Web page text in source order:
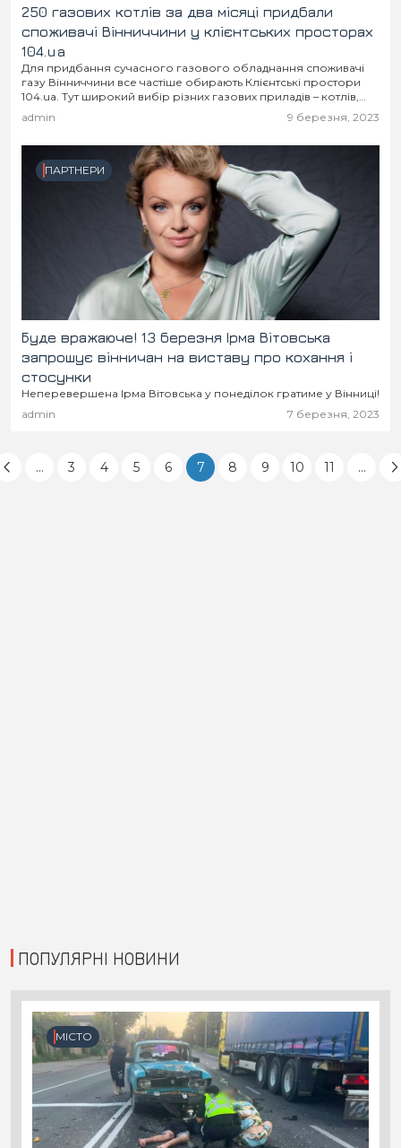
250 газових котлів за два місяці придбали
споживачі Вінниччини у клієнтських просторах
104.ua
Для придбання сучасного газового обладнання споживачі
газу Вінниччини все частіше обирають Клієнтські простори
104.ua. Тут широкий вибір різних газових приладів – котлів,
конвекторів, плит, водонагрівачів від провідних світових та
вітчизняних...
admin 9 березня, 2023
ПАРТНЕРИ
Буде вражаюче! 13 березня Ірма Вітовська
запрошує вінничан на виставу про кохання і
стосунки
Неперевершена Ірма Вітовська у понеділок гратиме у Вінниці!
admin
7 березня, 2023
... 3 4 5 6 7 8 9 10 11 ...
ПОПУЛЯРНІ НОВИНИ
МІСТО